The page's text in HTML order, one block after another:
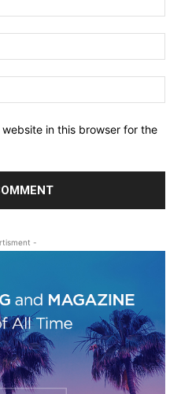
in this browser for the
-